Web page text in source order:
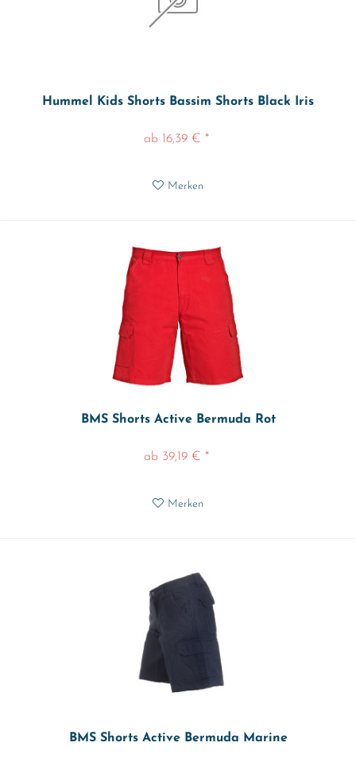
Hummel Kids Shorts Bassim Shorts Black Iris
ab 16,39 € *
Merken
BMS Shorts Active Bermuda Rot
ab 39,19 € *
Merken
BMS Shorts Active Bermuda Marine